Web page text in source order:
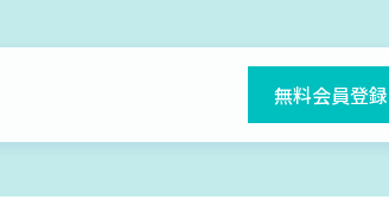
無料会員登録